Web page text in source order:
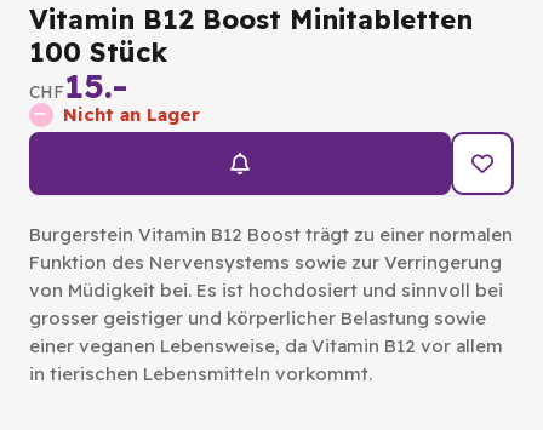
Vitamin B12 Boost Minitabletten
100 Stück
CHF15.-
Nicht an Lager
Burgerstein Vitamin B12 Boost trägt zu einer normalen
Funktion des Nervensystems sowie zur Verringerung
von Müdigkeit bei. Es ist hochdosiert und sinnvoll bei
grosser geistiger und körperlicher Belastung sowie
einer veganen Lebensweise, da Vitamin B12 vor allem
in tierischen Lebensmitteln vorkommt.